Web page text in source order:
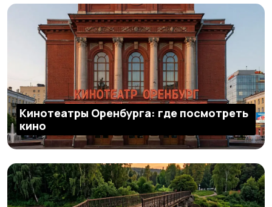
Кинотеатры Оренбурга: где посмотреть
кино